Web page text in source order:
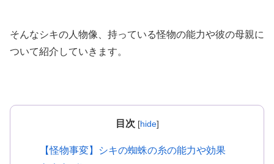
そんなシキの人物像、持っている怪物の能力や彼の母親に
ついて紹介していきます。
目次 [hide]
【怪物事変】シキの蜘蛛の糸の能力や効果